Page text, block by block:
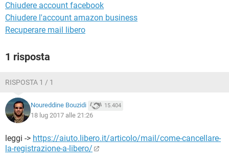
Chiudere account facebook
Chiudere l'account amazon business
Recuperare mail libero
1 risposta
RISPOSTA 1 / 1
Noureddine Bouzidi 15.404
18 lug 2017 alle 21:26
leggi -> https://aiuto.libero.it/articolo/mail/come-cancellare-
la-registrazione-a-libero/